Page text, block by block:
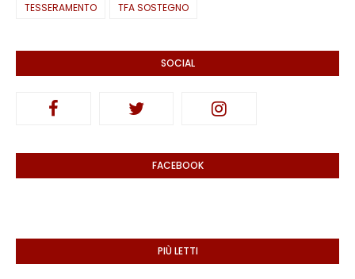
TESSERAMENTO
TFA SOSTEGNO
SOCIAL
FACEBOOK
PIÙ LETTI